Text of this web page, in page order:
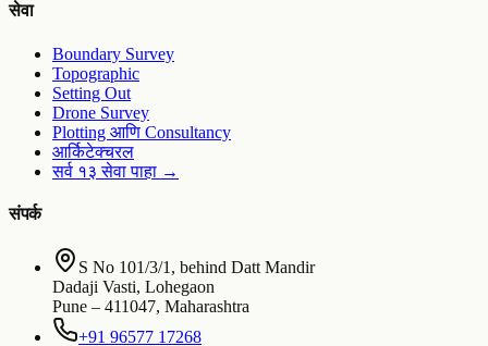
सेवा
Boundary Survey
Topographic
Setting Out
Drone Survey
Plotting आणि Consultancy
आर्किटेक्चरल
सर्व १३ सेवा पाहा →
संपर्क
S No 101/3/1, behind Datt Mandir
Dadaji Vasti, Lohegaon
Pune – 411047, Maharashtra
+91 96577 17268